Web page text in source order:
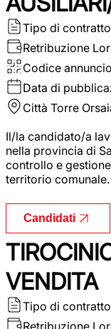
Tipo di contratto
Retribuzione
Codice annuncio
Data di
Città Torre
Il/la candidato/a
nella provincia di
controllo e
territorio comunale.
Candidati
VENDITA
Tipo di contratto
Retribuzione